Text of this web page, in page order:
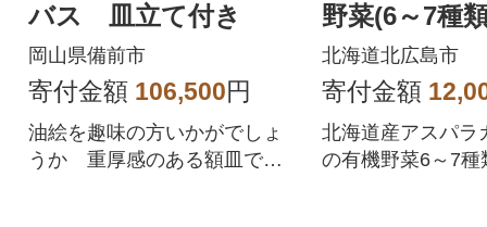
バス 皿立て付き
岡山県備前市
寄付金額 106,500円
油絵を趣味の方いかがでしょ
うか 重厚感のある額皿で作
野菜(6～7種
年8月下旬ま
送
北海道北広島市
寄付金額
北海道産アスパラ
の有機野菜6～7種